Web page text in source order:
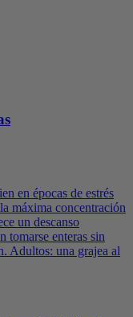
en épocas de estrés
máxima concentración
un descanso
tomarse enteras sin
Adultos: una grajea al